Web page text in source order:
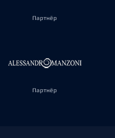
Партнёр
Партнёр